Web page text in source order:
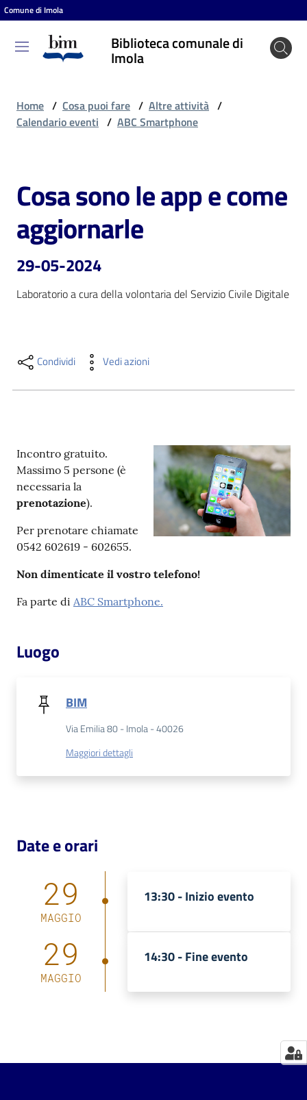
Vai al contenuto
Vai alla navigazione
Vai al footer
Comune di Imola
Biblioteca comunale di
Imola
Biblioteca
comunale
Cosa
puoi
fare
Scopri
Casa
storico
Decentrate
Patto
lettura
su
Catalogo
on line
Home / Cosa puoi fare / Altre attività /
Calendario eventi / ABC Smartphone
Salta al contenuto
Cosa sono le app e come
aggiornarle
29-05-2024
Laboratorio a cura della volontaria del Servizio Civile Digitale
Condividi Vedi azioni
Incontro gratuito.
Massimo 5 persone (è
necessaria la
prenotazione).
Per prenotare chiamate
0542 602619 - 602655.
Non dimenticate il vostro telefono!
Fa parte di ABC Smartphone.
Luogo
BIM
Via Emilia 80 - Imola - 40026
Maggiori dettagli
Date e orari
29
MAGGIO
13:30 -Inizio evento
29
MAGGIO
14:30 -Fine evento